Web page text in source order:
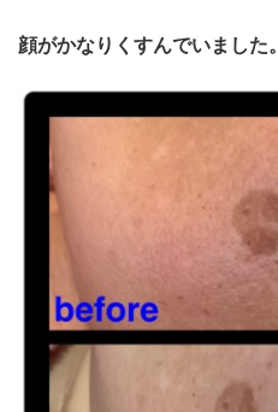
顔がかなりくすんでいました。